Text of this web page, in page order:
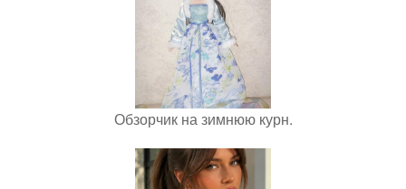
Обзорчик на зимнюю курн.